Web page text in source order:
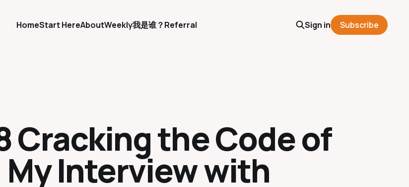
HomeStart HereAboutWeekly我是谁？Referral Sign in Subscribe
Cracking the Code of
My Interview with